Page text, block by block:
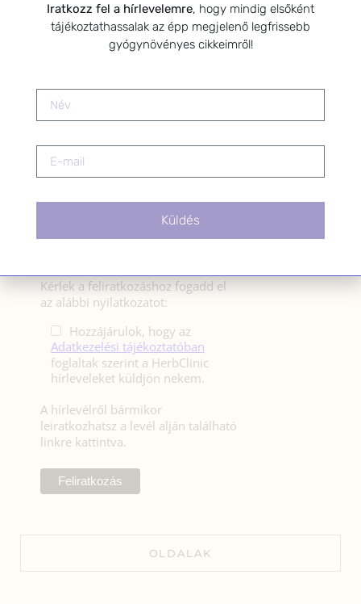
Küldetésem a gyógynövények hatékony
alkalmazásának oktatása, a gyermekek, a nők és a
férfiak egészségének megőrzése és helyreállítása.
Kérlek a feliratkozáshoz fogadd el
az alábbi nyilatkozatot:
Hozzájárulok, hogy az
Adatkezelési tájékoztatóban
foglaltak szerint a HerbClinic
hírleveleket küldjön nekem.
A hírlevélről bármikor
leiratkozhatsz a levél alján található
linkre kattintva.
OLDALAK
Iratkozz fel a hírlevelemre, hogy mindig elsőként
tájékoztathassalak az épp megjelenő legfrissebb
gyógynövényes cikkeimről!
Küldés